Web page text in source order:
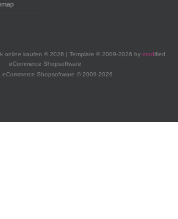
online kaufen © 2026 | Template © 2009-2026 by modified
eCommerce Shopsoftware
eCommerce Shopsoftware © 2009-2026